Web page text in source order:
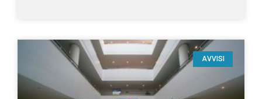
AVVISI